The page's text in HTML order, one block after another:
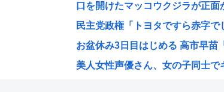
口を開けたマッコウクジラが正
民主党政権「トヨタですら赤字
お盆休み3日目はじめる 高市早苗
美人女性声優さん、女の子同士で